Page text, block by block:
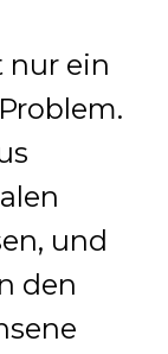
nur ein
und
den